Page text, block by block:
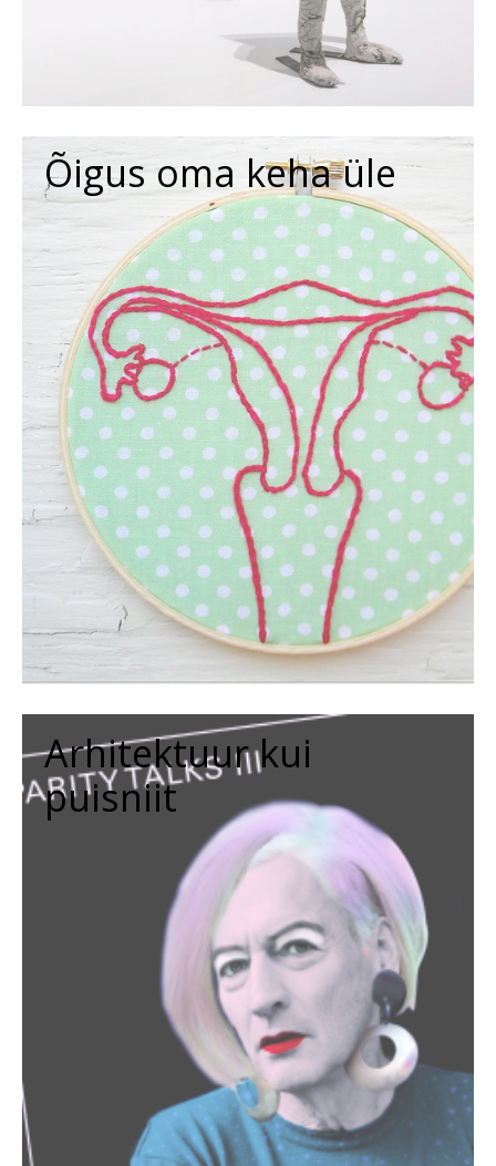
Õigus oma keha üle
Arhitektuur kui
puisniit